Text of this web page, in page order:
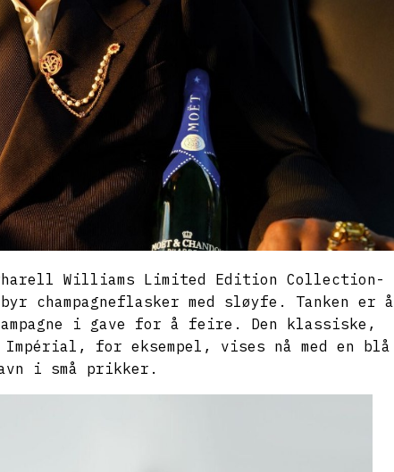
Williams Limited Edition Collection-
champagneflasker med sløyfe. Tanken er å
i gave for å feire. Den klassiske,
for eksempel, vises nå med en blå
i små prikker.